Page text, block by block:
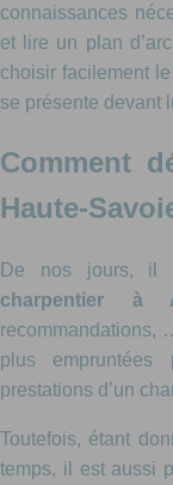
connaissances
et lire un plan
choisir facilement
se présente devant
Comment
Haute-
De nos jours, il
charpentier à
recommandations,
plus
prestations d’un
Toutefois, étant
temps, il est aussi